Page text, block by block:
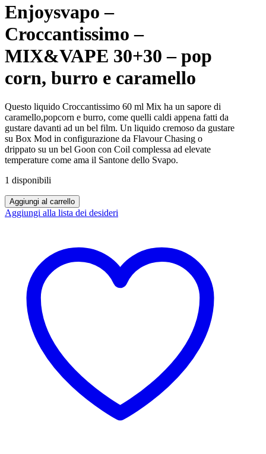
Enjoysvapo –
Croccantissimo –
MIX&VAPE 30+30 – pop
corn, burro e caramello
Questo liquido Croccantissimo 60 ml Mix ha un sapore di
caramello,popcorn e burro, come quelli caldi appena fatti da
gustare davanti ad un bel film. Un liquido cremoso da gustare
su Box Mod in configurazione da Flavour Chasing o
drippato su un bel Goon con Coil complessa ad elevate
temperature come ama il Santone dello Svapo.
1 disponibili
Enjoysvapo
-
Croccantissimo
caramello
quantità
Aggiungi al carrello
Aggiungi alla lista dei desideri